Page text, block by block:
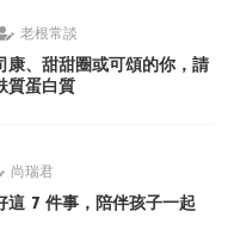
老根常談
康、甜甜圈或可頌的你，請
質蛋白質
尚瑞君
這 7 件事，陪伴孩子一起